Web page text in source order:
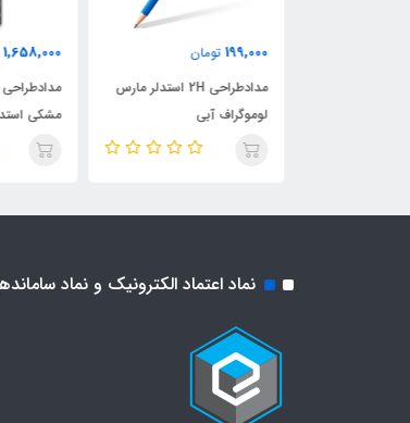
199,000 تومان
مدادطراحی 2H استدلر مارس
لوموگراف آبی
1,658,000
مدادطراحی
مشکی استدلر
نماد اعتماد الکترونیک و نماد